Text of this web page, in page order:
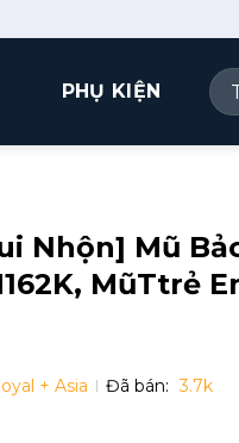
PHỤ KIỆN
Tìm
Nhộn] Mũ
MũTtrẻ
+ Asia Đã bán: 3.7k